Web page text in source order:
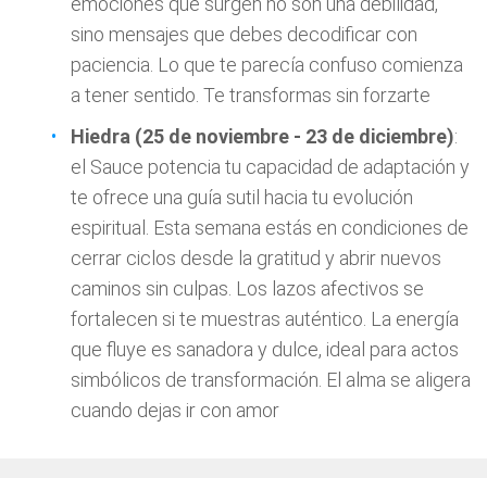
sino mensajes que debes decodificar con
paciencia. Lo que te parecía confuso comienza
a tener sentido. Te transformas sin forzarte
Hiedra (25 de noviembre - 23 de diciembre):
el Sauce potencia tu capacidad de adaptación y
te ofrece una guía sutil hacia tu evolución
espiritual. Esta semana estás en condiciones de
cerrar ciclos desde la gratitud y abrir nuevos
caminos sin culpas. Los lazos afectivos se
fortalecen si te muestras auténtico. La energía
que fluye es sanadora y dulce, ideal para actos
simbólicos de transformación. El alma se aligera
cuando dejas ir con amor